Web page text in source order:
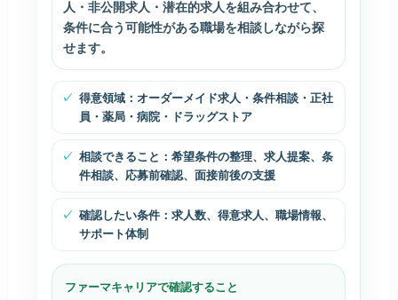
人・非公開求人・潜在的求人を組み合わせて、
条件に合う可能性がある職場を相談しながら探
せます。
得意領域：オーダーメイド求人・条件相談・正社
員・薬局・病院・ドラッグストア
相談できること：希望条件の整理、求人提案、条
件相談、応募前確認、面接前後の支援
確認したい条件：求人数、得意求人、職場情報、
サポート体制
ファーマキャリアで確認すること